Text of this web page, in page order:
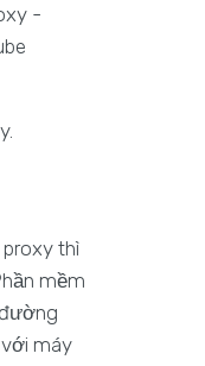
-
thì
mềm
máy